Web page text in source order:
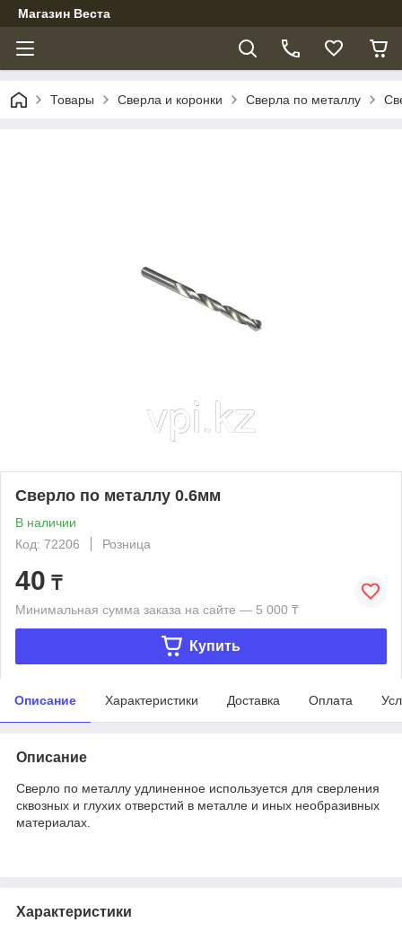
Магазин Веста
Товары Сверла и коронки Сверла по металлу
Сверло по металлу 0.6мм
В наличии
Код: 72206
Розница
40 ₸
Минимальная сумма заказа на сайте — 5 000 ₸
Купить
Описание Характеристики Доставка Оплата
Описание
Сверло по металлу удлиненное используется для сверления
сквозных и глухих отверстий в металле и иных необразивных
материалах.
Характеристики